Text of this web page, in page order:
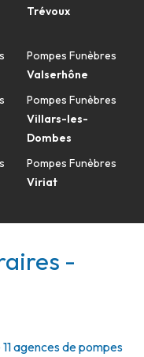
Trévoux
Pompes Funèbres
Valserhône
Pompes Funèbres
Villars-les-
Dombes
Pompes Funèbres
Viriat
-
agences de pompes